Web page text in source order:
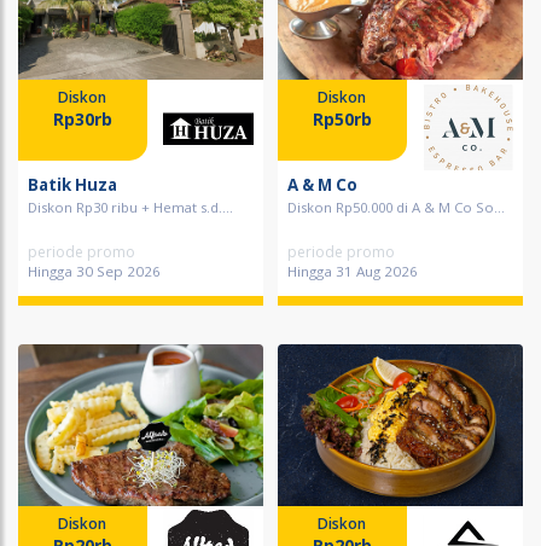
Diskon
Rp30rb
Batik Huza
Diskon Rp30 ribu + Hemat s.d....
periode promo
Hingga 30 Sep 2026
Diskon
Rp50rb
A & M Co
Diskon Rp50.000 di A & M Co So...
periode promo
Hingga 31 Aug 2026
Diskon Diskon